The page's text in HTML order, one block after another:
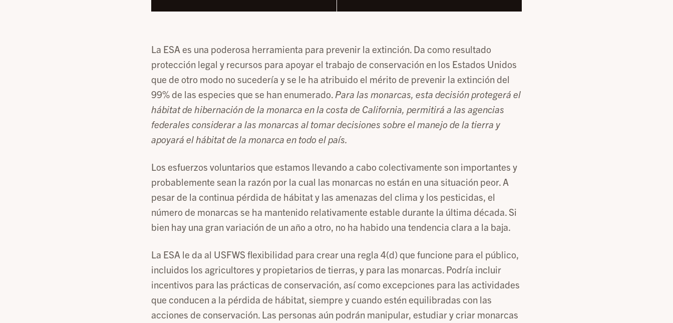
La ESA es una poderosa herramienta para prevenir la extinción. Da como resultado
protección legal y recursos para apoyar el trabajo de conservación en los Estados Unidos
que de otro modo no sucedería y se le ha atribuido el mérito de prevenir la extinción del
99% de las especies que se han enumerado. Para las monarcas, esta decisión protegerá el
hábitat de hibernación de la monarca en la costa de California, permitirá a las agencias
federales considerar a las monarcas al tomar decisiones sobre el manejo de la tierra y
apoyará el hábitat de la monarca en todo el país.
Los esfuerzos voluntarios que estamos llevando a cabo colectivamente son importantes y
probablemente sean la razón por la cual las monarcas no están en una situación peor. A
pesar de la continua pérdida de hábitat y las amenazas del clima y los pesticidas, el
número de monarcas se ha mantenido relativamente estable durante la última década. Si
bien hay una gran variación de un año a otro, no ha habido una tendencia clara a la baja.
La ESA le da al USFWS flexibilidad para crear una regla 4(d) que funcione para el público,
incluidos los agricultores y propietarios de tierras, y para las monarcas. Podría incluir
incentivos para las prácticas de conservación, así como excepciones para las actividades
que conducen a la pérdida de hábitat, siempre y cuando estén equilibradas con las
acciones de conservación. Las personas aún podrán manipular, estudiar y criar monarcas